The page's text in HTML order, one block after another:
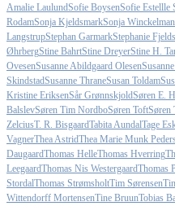
Amalie LaulundSofie BoysenSofie Estellle
RodamSonja KjeldsmarkSonja
LangstrupStephan GarmarkStephanie
ØhrbergStine BahrtStine DreyerStine H.
OvesenSusanne Abildgaard Olesen
SkindstadSusanne ThraneSusan Toldam
Kristine EriksenSår GrønnskjoldSøren E.
BalslevSøren Tim NordboSøren ToftSøren
ZelciusT. R. BisgaardTabita AundalTage
VagnerThea AstridThea Marie Munk
DaugaardThomas HelleThomas Hverring
LeegaardThomas Nis WestergaardThomas
StordalThomas StrømsholtTim Sørensen
Wittendorff MortensenTine BruunTobias